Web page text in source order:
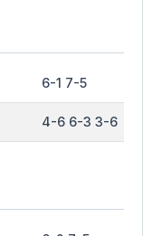
6-1 7-5
4-6 6-3 3-6